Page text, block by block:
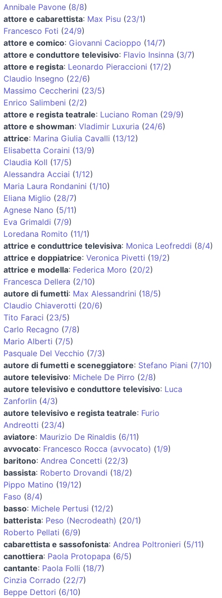
Annibale Pavone (8/8)
attore e cabarettista: Max Pisu (23/1)
Francesco Foti (24/9)
attore e comico: Giovanni Cacioppo (14/7)
attore e conduttore televisivo: Flavio Insinna (3/7)
attore e regista: Leonardo Pieraccioni (17/2)
Claudio Insegno (22/6)
Massimo Ceccherini (23/5)
Enrico Salimbeni (2/2)
attore e regista teatrale: Luciano Roman (29/9)
attore e showman: Vladimir Luxuria (24/6)
attrice: Marina Giulia Cavalli (13/12)
Elisabetta Coraini (13/9)
Claudia Koll (17/5)
Alessandra Acciai (1/12)
Maria Laura Rondanini (1/10)
Eliana Miglio (28/7)
Agnese Nano (5/11)
Eva Grimaldi (7/9)
Loredana Romito (11/1)
attrice e conduttrice televisiva: Monica Leofreddi (8/4)
attrice e doppiatrice: Veronica Pivetti (19/2)
attrice e modella: Federica Moro (20/2)
Francesca Dellera (2/10)
autore di fumetti: Max Alessandrini (18/5)
Claudio Chiaverotti (20/6)
Tito Faraci (23/5)
Carlo Recagno (7/8)
Mario Alberti (7/5)
Pasquale Del Vecchio (7/3)
autore di fumetti e sceneggiatore: Stefano Piani (7/10)
autore televisivo: Michele De Pirro (2/8)
autore televisivo e conduttore televisivo: Luca
Zanforlin (4/3)
autore televisivo e regista teatrale: Furio
Andreotti (23/4)
aviatore: Maurizio De Rinaldis (6/11)
avvocato: Francesco Rocca (avvocato) (1/9)
baritono: Andrea Concetti (22/3)
bassista: Roberto Drovandi (18/2)
Pippo Matino (19/12)
Faso (8/4)
basso: Michele Pertusi (12/2)
batterista: Peso (Necrodeath) (20/1)
Roberto Pellati (6/9)
cabarettista e sassofonista: Andrea Poltronieri (5/11)
canottiera: Paola Protopapa (6/5)
cantante: Paola Folli (18/7)
Cinzia Corrado (22/7)
Beppe Dettori (6/10)